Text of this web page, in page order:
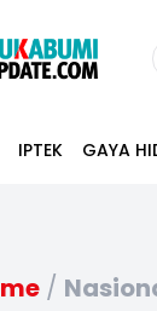
IPTEK GAYA
/